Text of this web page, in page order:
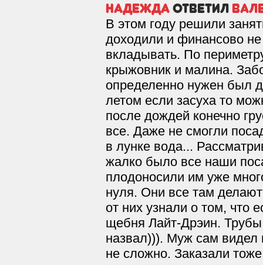
Надеждаответил
В этом году решили
доходили и финансово
вкладывать. По
крыжовник и малина.
определенно нужен был
летом если засуха то
после дождей конечно
все. Даже не смогли
в лунке вода...
жалко было все наши
плодоносили им уже
нуля. Они все там
от них узнали о том, что
щебня Лайт-Дрэин.
назвал))). Муж сам видел
не сложно. Заказали